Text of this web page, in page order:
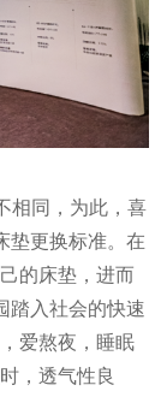
相同，为此，喜
更换标准。在
的床垫，进而
踏入社会的快速
爱熬夜，睡眠
，透气性良